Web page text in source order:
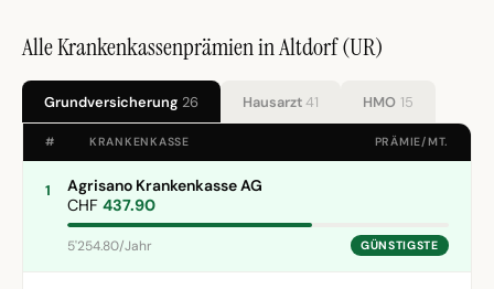
Alle Krankenkassenprämien in Altdorf (UR)
Grundversicherung 26 Hausarzt41 HMO 15
# KRANKENKASSE PRÄMIE/MT.
1
Agrisano Krankenkasse AG
CHF 437.90
5'254.80/Jahr GÜNSTIGSTE